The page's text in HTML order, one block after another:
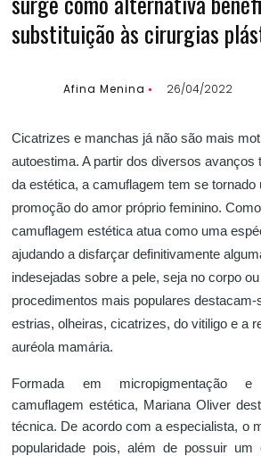
substituição às cirurgias
Afina Menina 26/04/2022
Cicatrizes e manchas já não são mais
autoestima. A partir dos diversos avanços
da estética, a camuflagem tem se tornado
promoção do amor próprio feminino.
camuflagem estética atua como uma
ajudando a disfarçar definitivamente
indesejadas sobre a pele, seja no corpo
procedimentos mais populares
estrias, olheiras, cicatrizes, do vitiligo e a
auréola mamária.
Formada em micropigmentação e
camuflagem estética, Mariana Oliver
técnica. De acordo com a especialista, o
popularidade pois, além de possuir um